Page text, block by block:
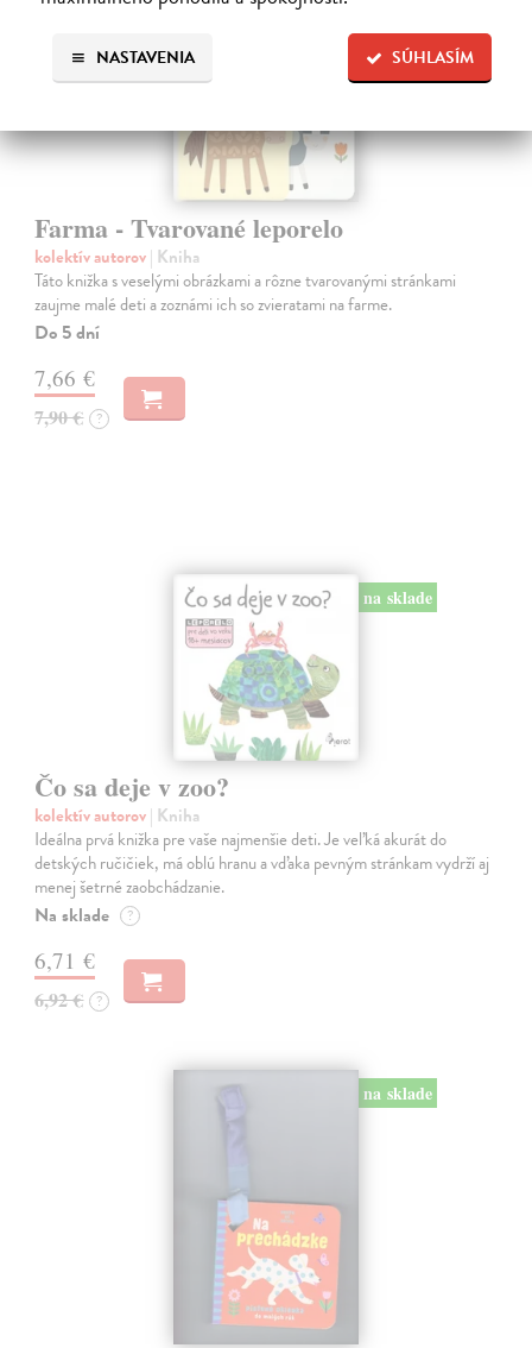
SÚHLASÍM
NASTAVENIA
Farma - Tvarované leporelo
kolektív autorov| Kniha
Táto knižka s veselými obrázkami a rôzne tvarovanými stránkami
zaujme malé deti a zoznámi ich so zvieratami na farme.
Do 5 dní
7,66 €
7,90 € ?
na sklade
Čo sa deje v zoo?
kolektív autorov| Kniha
Ideálna prvá knižka pre vaše najmenšie deti. Je veľká akurát do
detských ručičiek, má oblú hranu a vďaka pevným stránkam vydrží aj
menej šetrné zaobchádzanie.
Na sklade ?
6,71 €
6,92 € ?
na sklade